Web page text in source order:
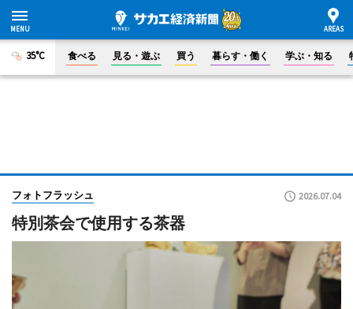
35°C 食べる 見る・遊ぶ 買う 暮らす・働く 学ぶ・知る
フォトフラッシュ 2026.07.04
特別茶会で使用する茶器